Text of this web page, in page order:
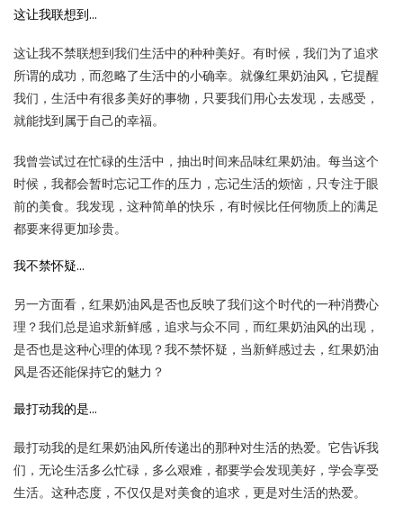
这让我联想到…
这让我不禁联想到我们生活中的种种美好。有时候，我们为了追求
所谓的成功，而忽略了生活中的小确幸。就像红果奶油风，它提醒
我们，生活中有很多美好的事物，只要我们用心去发现，去感受，
就能找到属于自己的幸福。
我曾尝试过在忙碌的生活中，抽出时间来品味红果奶油。每当这个
时候，我都会暂时忘记工作的压力，忘记生活的烦恼，只专注于眼
前的美食。我发现，这种简单的快乐，有时候比任何物质上的满足
都要来得更加珍贵。
我不禁怀疑…
另一方面看，红果奶油风是否也反映了我们这个时代的一种消费心
理？我们总是追求新鲜感，追求与众不同，而红果奶油风的出现，
是否也是这种心理的体现？我不禁怀疑，当新鲜感过去，红果奶油
风是否还能保持它的魅力？
最打动我的是…
最打动我的是红果奶油风所传递出的那种对生活的热爱。它告诉我
们，无论生活多么忙碌，多么艰难，都要学会发现美好，学会享受
生活。这种态度，不仅仅是对美食的追求，更是对生活的热爱。